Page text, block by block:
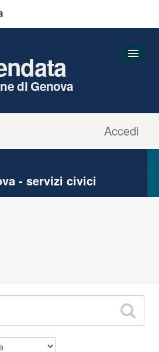
Accedi
di Genova
- servizi civici